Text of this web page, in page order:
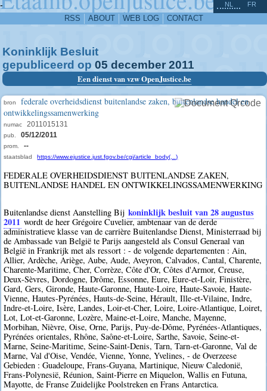
-
RSS ABOUT WEB LOG CONTACT
NL FR
Koninklijk Besluit
gepubliceerd op 05 december 2011
Een dienst van vzw OpenJustice.be
bron
federale overheidsdienst buitenlandse zaken, buitenlandse handel en
ontwikkelingssamenwerking
numac 2011015131
pub. 05/12/2011
prom. --
staatsblad https://www.ejustice.just.fgov.be/cgi/article_body(...)
FEDERALE OVERHEIDSDIENST BUITENLANDSE ZAKEN,
BUITENLANDSE HANDEL EN ONTWIKKELINGSSAMENWERKING
Buitenlandse dienst Aanstelling Bij koninklijk besluit van 28 augustus
2011 wordt de heer Grégoire Cuvelier, ambtenaar van de derde
administratieve klasse van de carrière Buitenlandse Dienst, Ministerraad bij
de Ambassade van België te Parijs aangesteld als Consul Generaal van
België in Frankrijk met als ressort : - de volgende departementen : Ain,
Allier, Ardèche, Ariège, Aube, Aude, Aveyron, Calvados, Cantal, Charente,
Charente-Maritime, Cher, Corrèze, Côte d'Or, Côtes d'Armor, Creuse,
Deux-Sèvres, Dordogne, Drôme, Essonne, Eure, Eure-et-Loir, Finistère,
Gard, Gers, Gironde, Haute-Garonne, Haute-Loire, Haute-Savoie, Haute-
Vienne, Hautes-Pyrénées, Hauts-de-Seine, Hérault, Ille-et-Vilaine, Indre,
Indre-et-Loire, Isère, Landes, Loir-et-Cher, Loire, Loire-Atlantique, Loiret,
Lot, Lot-et-Garonne, Lozère, Maine-et-Loire, Manche, Mayenne,
Morbihan, Nièvre, Oise, Orne, Parijs, Puy-de-Dôme, Pyrénées-Atlantiques,
Pyrénées orientales, Rhône, Saône-et-Loire, Sarthe, Savoie, Seine-et-
Marne, Seine-Maritime, Seine-Saint-Denis, Tarn, Tarn-et-Garonne, Val de
Marne, Val d'Oise, Vendée, Vienne, Yonne, Yvelines, - de Overzeese
Gebieden : Guadeloupe, Frans-Guyana, Martinique, Nieuw Caledonië,
Frans-Polynesië, Réunion, Saint-Pierre en Miquelon, Wallis en Futuna,
Mayotte, de Franse Zuidelijke Poolstreken en Frans Antarctica.
^